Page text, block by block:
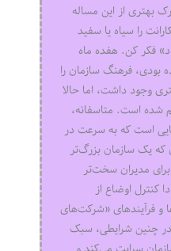
بهتری از این مساله
را سیاه یا سفید
فکر کن. هفده ماه
بودی، فرهنگ سازمان را
وجود داشت، اما حالا
شده است. متاسفانه،
است که به سرعت در
که یک سازمان بزرگ‌تر
مدیران سخت‌تر
کنترل اوضاع از
فرآیندهای «شرکت‌های
در چنین شرایطی، سبک